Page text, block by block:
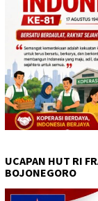
UCAPAN HUT RI
BOJONEGORO